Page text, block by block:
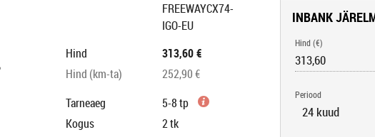
FREEWAYCX74-
IGO-EU
Hind
313,60 €
Hind (km-ta)
252,90 €
Tarneaeg
5-8 tp
Kogus
2tk
INBANK
Hind (€)
Periood